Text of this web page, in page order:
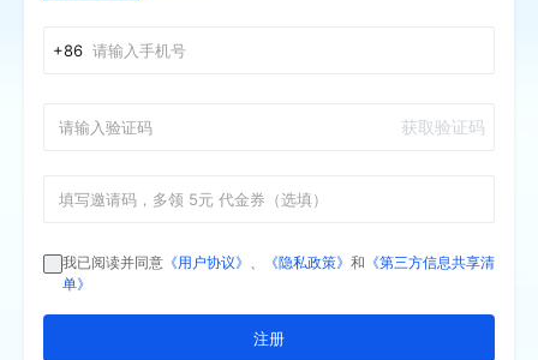
+86
获取验证码
我已阅读并同意 《用户协议》 、 《隐私政策》 和 《第三方信息共享清
单》
注册